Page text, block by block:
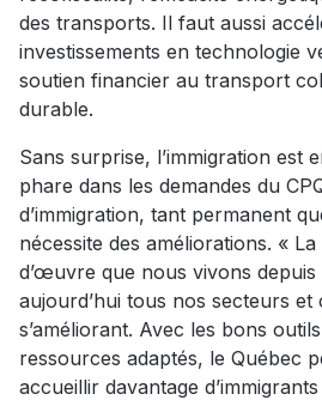
des transports. Il faut aussi
investissements en technologie
soutien financier au transport
durable.
Sans surprise, l’immigration est
phare dans les demandes du
d’immigration, tant permanent
nécessite des améliorations. «
d’œuvre que nous vivons depuis
aujourd’hui tous nos secteurs et
s’améliorant. Avec les bons
ressources adaptés, le Québec
accueillir davantage